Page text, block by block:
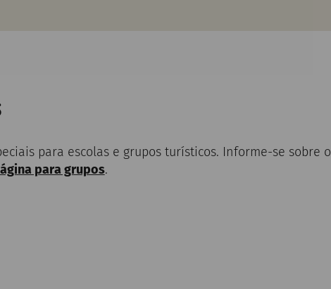
para escolas e grupos turísticos. Informe-se sobre o
para grupos.